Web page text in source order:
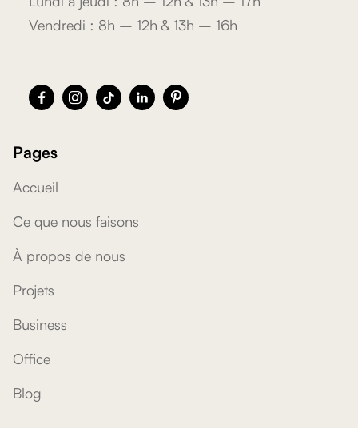
Vendredi : 8h – 12h & 13h – 16h
    
Pages
Accueil
Ce que nous faisons
À propos de nous
Projets
Business
Office
Blog